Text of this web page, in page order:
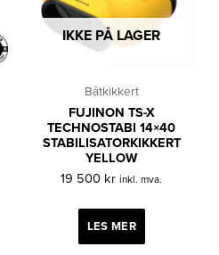
IKKE PÅ LAGER
Båtkikkert
FUJINON TS-X
TECHNOSTABI 14×40
STABILISATORKIKKERT
YELLOW
19 500 kr inkl. mva.
LES MER